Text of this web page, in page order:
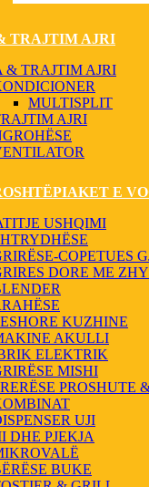
TRAJTIM AJRI
& TRAJTIM AJRI
MULTISPLIT
AJRI
E
USHQIMI
COPETUES
DORE ME
KUZHINE
AKULLI
ELEKTRIK
MISHI
PROSHUTE
UJI
DHE PJEKJA
BUKE